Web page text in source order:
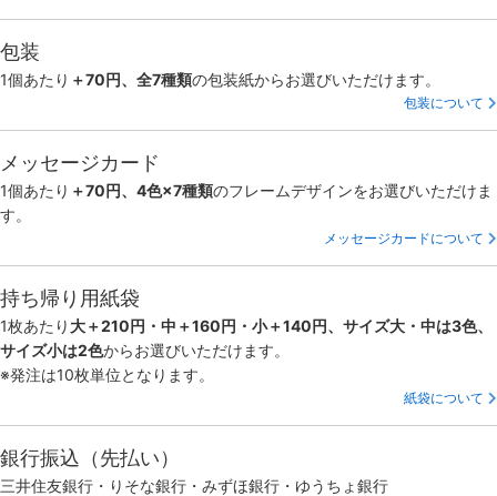
包装
1個あたり ＋70円、全7種類の包装紙からお選びいただけます。
包装について
メッセージカード
1個あたり ＋70円、4色×7種類のフレームデザインをお選びいただけま
す。
メッセージカードについて
持ち帰り用紙袋
1枚あたり 大＋210円・中＋160円・小＋140円、サイズ大・中は3色、
サイズ小は2色からお選びいただけます。
※発注は10枚単位となります。
紙袋について
銀行振込（先払い）
三井住友銀行・りそな銀行・みずほ銀行・ゆうちょ銀行